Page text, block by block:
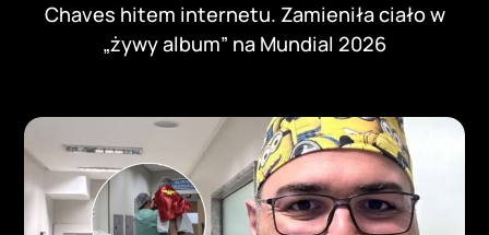
Chaves hitem internetu. Zamieniła ciało w
„żywy album” na Mundial 2026